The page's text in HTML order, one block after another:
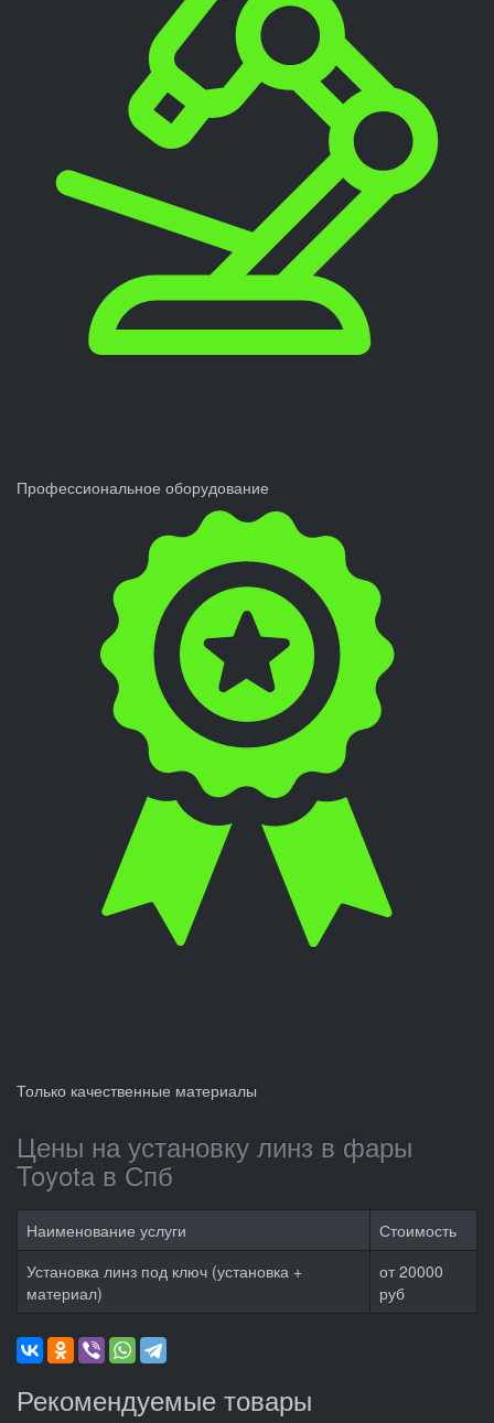
Профессиональное оборудование
Только качественные материалы
Цены на установку линз в фары
Toyota в Спб
Наименование услуги
Стоимость
Установка линз под ключ (установка +
материал)
от 20000
руб
Рекомендуемые товары